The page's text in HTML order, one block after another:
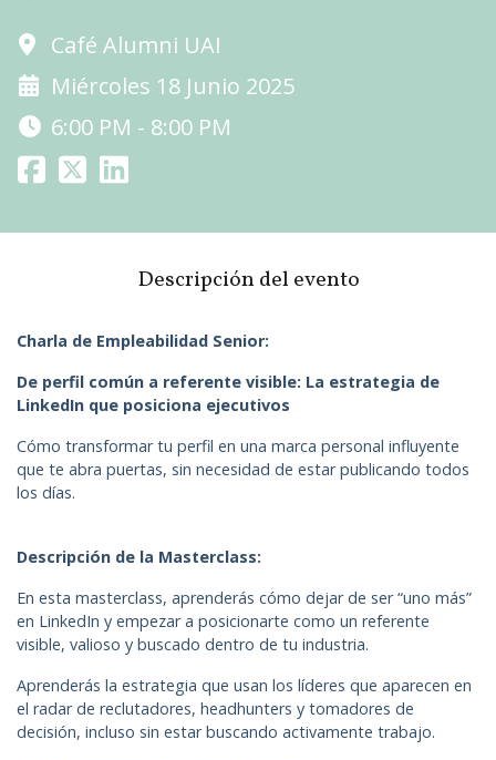
Café Alumni UAI
Miércoles 18 Junio 2025
6:00 PM - 8:00 PM
Descripción del evento
Charla de Empleabilidad Senior:
De perfil común a referente visible: La estrategia de
LinkedIn que posiciona ejecutivos
Cómo transformar tu perfil en una marca personal influyente
que te abra puertas, sin necesidad de estar publicando todos
los días.
Descripción de la Masterclass:
En esta masterclass, aprenderás cómo dejar de ser “uno más”
en LinkedIn y empezar a posicionarte como un referente
visible, valioso y buscado dentro de tu industria.
Aprenderás la estrategia que usan los líderes que aparecen en
el radar de reclutadores, headhunters y tomadores de
decisión, incluso sin estar buscando activamente trabajo.